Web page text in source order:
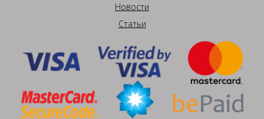
Новости
Статьи